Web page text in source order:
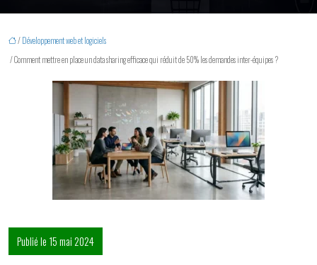
/Développement web et logiciels
/ Comment mettre en place un data sharing efficace qui réduit de 50% les demandes inter-équipes ?
Publié le 15 mai 2024